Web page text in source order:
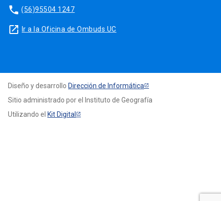
phone (56)95504 1247
launch Ir a la Oficina de Ombuds UC
Diseño y desarrollo Dirección de Informática
Sitio administrado por el Instituto de Geografía
Utilizando el Kit Digital